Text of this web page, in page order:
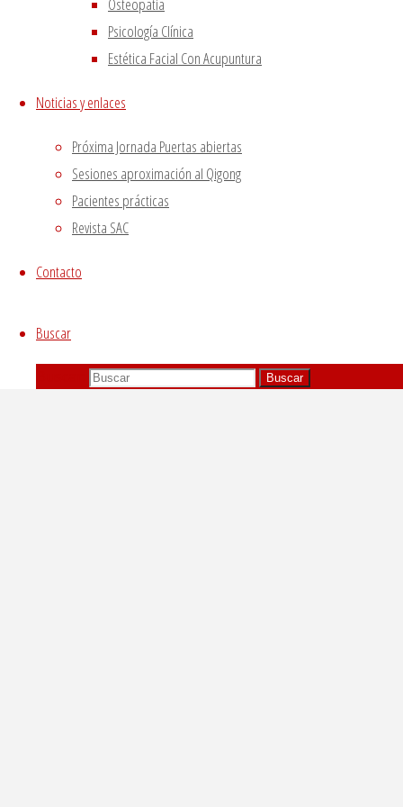
Psicología Clínica
Estética Facial Con Acupuntura
Noticias y enlaces
Próxima Jornada Puertas abiertas
Sesiones aproximación al Qigong
Pacientes prácticas
Revista SAC
Contacto
Buscar
Buscar